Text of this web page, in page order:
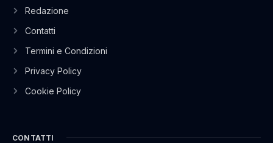
Redazione
Contatti
Termini e Condizioni
Privacy Policy
Cookie Policy
CONTATTI